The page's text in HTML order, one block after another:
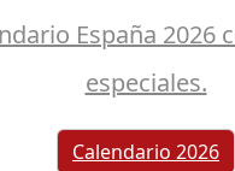
España 2026
especiales.
Calendario 2026